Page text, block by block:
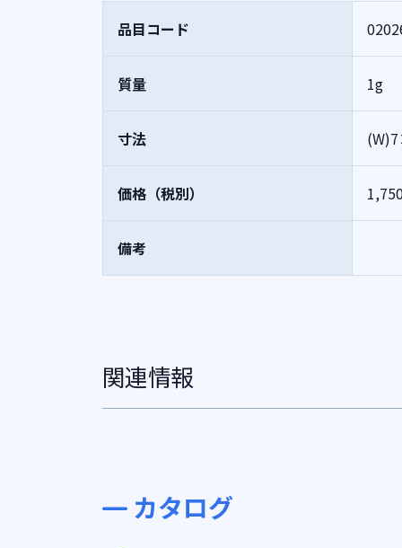
品目コード
質量 1g
寸法
価格（税別）
備考
関連情報
カタログ